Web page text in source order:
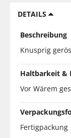
DETAILS
Beschreibung
Knusprig
Haltbarkeit &
Vor Wärem
Fertigpackung